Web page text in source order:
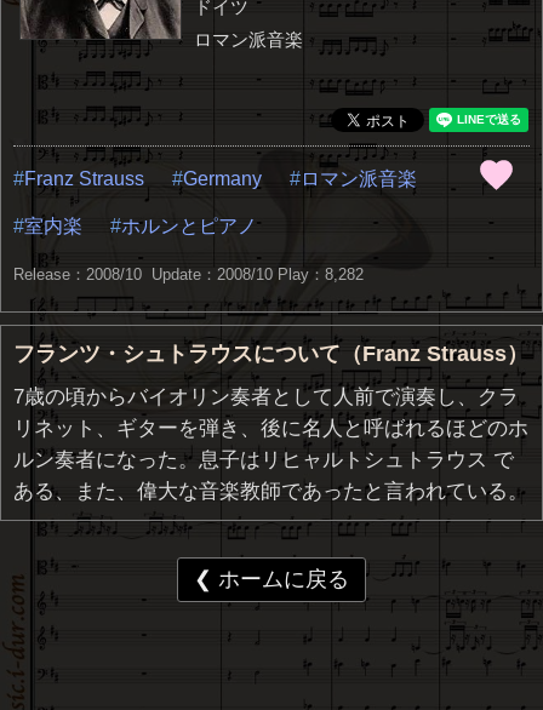
ドイツ
ロマン派音楽
Franz Strauss Germany ロマン派音楽
室内楽 ホルンとピアノ
Release：2008/10 Update：2008/10 Play：8,282
フランツ・シュトラウスについて（Franz Strauss）
7歳の頃からバイオリン奏者として人前で演奏し、クラ
リネット、ギターを弾き、後に名人と呼ばれるほどのホ
ルン奏者になった。息子はリヒャルトシュトラウス で
ある、また、偉大な音楽教師であったと言われている。
❮ ホームに戻る